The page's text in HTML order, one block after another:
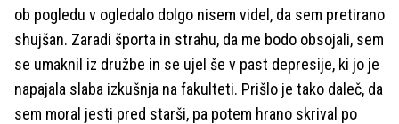
ob pogledu v ogledalo dolgo nisem videl, da sem pretirano
shujšan. Zaradi športa in strahu, da me bodo obsojali, sem
se umaknil iz družbe in se ujel še v past depresije, ki jo je
napajala slaba izkušnja na fakulteti. Prišlo je tako daleč, da
sem moral jesti pred starši, pa potem hrano skrival po